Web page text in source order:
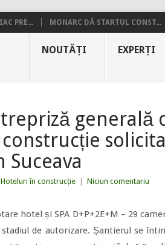
PRE... MONARC DĂ STARTUL CONST...
NOUTĂȚI EXPERȚI
generală
Hoteluri în construcție Niciun comentariu
hotel și SPA D+P+2E+M – 29
stadiul de autorizare. Șantierul se